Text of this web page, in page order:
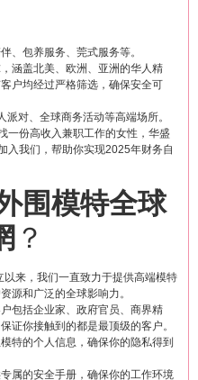
、包养服务、莞式服务等。
涵盖北美、欧洲、亚洲的华人精
户均经过严格筛选，确保安全可
派对、全球商务活动等高端场所。
一份高收入兼职工作的女性，华盛
入我们，帮助你实现2025年财务自
围模特全球
？
以来，我们一直致力于提供高端模特
源和广泛的全球影响力。
包括企业家、政府官员、商界精
证你接触到的都是最顶级的客户。
特的个人信息，确保你的隐私得到
属的安全手册，确保你的工作环境